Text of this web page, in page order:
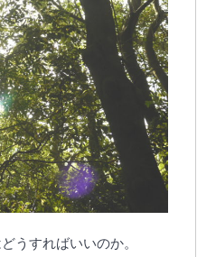
うすればいいのか。